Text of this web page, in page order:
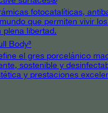
fotocatalíticas,
que permiten vivir
plena libertad.
Body³
el gres porcelánico
sostenible y
y prestaciones